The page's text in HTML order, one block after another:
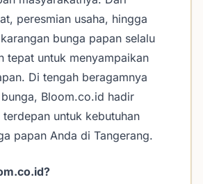
peresmian usaha, hingga
bunga papan selalu
tepat untuk menyampaikan
Di tengah beragamnya
Bloom.co.id hadir
untuk kebutuhan
papan Anda di Tangerang.